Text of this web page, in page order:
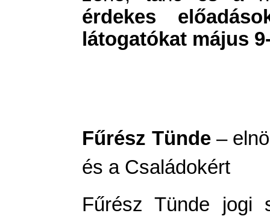
érdekes
látogatókat május
Fűrész Tünde–
és a Családokért
Fűrész Tünde jogi